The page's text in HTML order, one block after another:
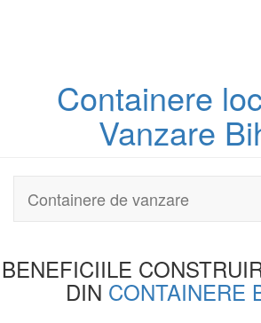
Containere
Vanzare
Containere de vanzare
BENEFICIILE
DIN CONTAINERE